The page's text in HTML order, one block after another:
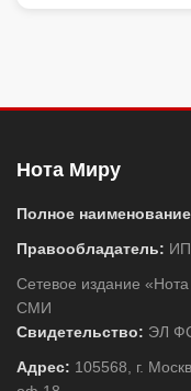
Нота Миру
Полное
Правообладатель: ИП
Сетевое издание
СМИ
Свидетельство: ЭЛ
Адрес: 105568, г.